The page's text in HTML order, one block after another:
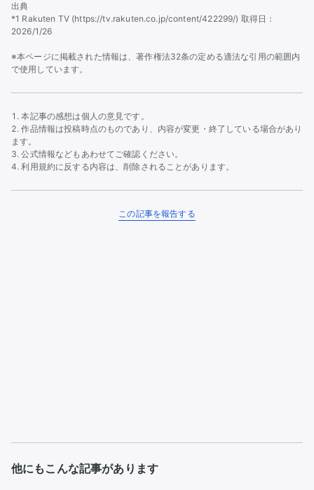
出典
*1 Rakuten TV (https://tv.rakuten.co.jp/content/422299/) 取得日：
2026/1/26
※本ページに掲載された情報は、著作権法32条の定める適法な引用の範囲内
で使用しています。
本記事の感想は個人の意見です。
作品情報は投稿時点のものであり、内容が変更・終了している場合があり
ます。
公式情報などもあわせてご確認ください。
利用規約に反する内容は、削除されることがあります。
この記事を報告する
他にもこんな記事があります